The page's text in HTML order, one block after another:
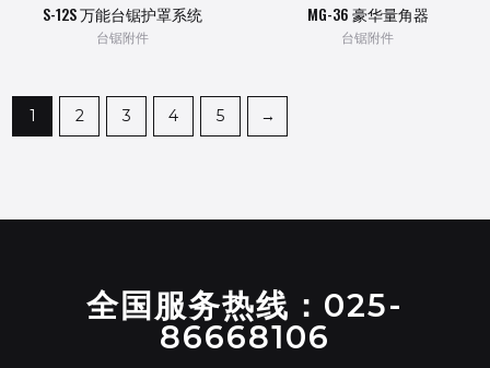
S-12S 万能台锯护罩系统
台锯附件
MG-36 豪华量角器
台锯附件
1 2 3 4 5 →
全国服务热线：025-
86668106